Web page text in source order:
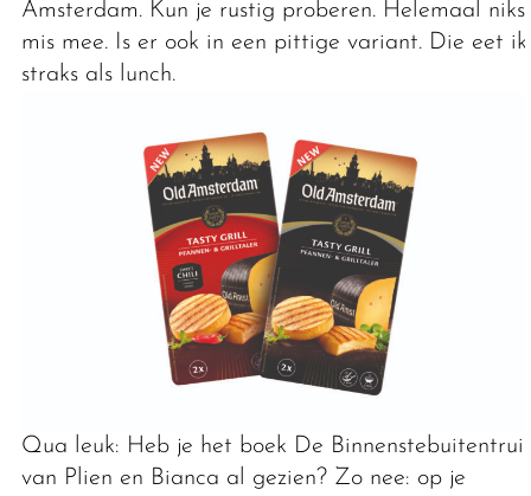
Amsterdam. Kun je rustig proberen. Helemaal niks
mis mee. Is er ook in een pittige variant. Die eet ik
straks als lunch.
Qua leuk: Heb je het boek De Binnenstebuitentrui
van Plien en Bianca al gezien? Zo nee: op je